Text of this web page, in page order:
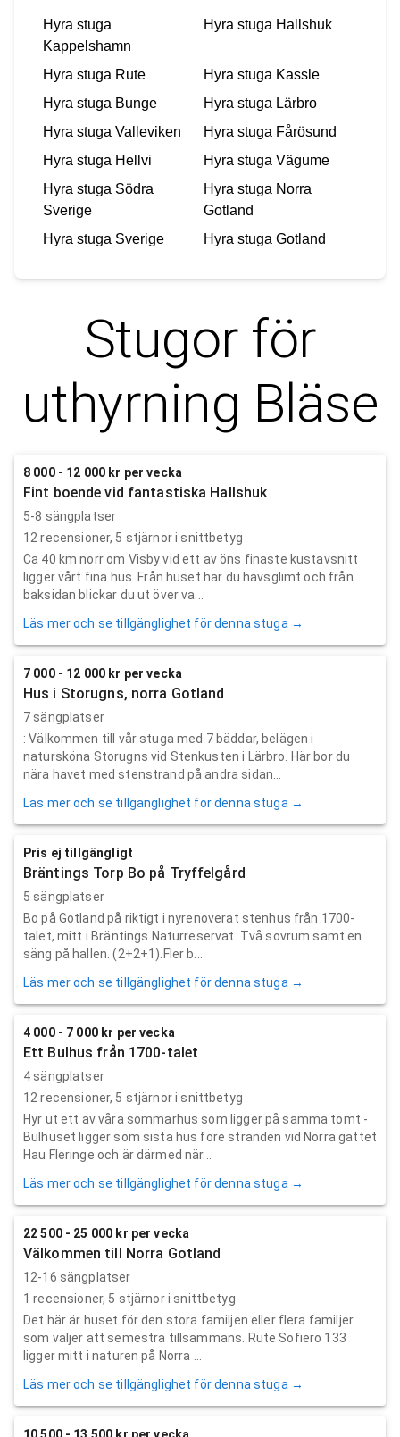
Hyra stuga
Kappelshamn
Hyra stuga Hallshuk
Hyra stuga Rute Hyra stuga Kassle
Hyra stuga Bunge Hyra stuga Lärbro
Hyra stuga Valleviken Hyra stuga Fårösund
Hyra stuga Hellvi Hyra stuga Vägume
Hyra stuga Södra
Sverige
Hyra stuga Norra
Gotland
Hyra stuga Sverige Hyra stuga Gotland
Stugor för
uthyrning Bläse
8 000 - 12 000 kr per vecka
Fint boende vid fantastiska Hallshuk
5-8 sängplatser
12 recensioner, 5 stjärnor i snittbetyg
Ca 40 km norr om Visby vid ett av öns finaste kustavsnitt
ligger vårt fina hus. Från huset har du havsglimt och från
baksidan blickar du ut över va...
Läs mer och se tillgänglighet för denna stuga →
7 000 - 12 000 kr per vecka
Hus i Storugns, norra Gotland
7 sängplatser
: Välkommen till vår stuga med 7 bäddar, belägen i
natursköna Storugns vid Stenkusten i Lärbro. Här bor du
nära havet med stenstrand på andra sidan...
Läs mer och se tillgänglighet för denna stuga →
Pris ej tillgängligt
Bräntings Torp Bo på Tryffelgård
5 sängplatser
Bo på Gotland på riktigt i nyrenoverat stenhus från 1700-
talet, mitt i Bräntings Naturreservat. Två sovrum samt en
säng på hallen. (2+2+1).Fler b...
Läs mer och se tillgänglighet för denna stuga →
4 000 - 7 000 kr per vecka
Ett Bulhus från 1700-talet
4 sängplatser
12 recensioner, 5 stjärnor i snittbetyg
Hyr ut ett av våra sommarhus som ligger på samma tomt -
Bulhuset ligger som sista hus före stranden vid Norra gattet
Hau Fleringe och är därmed när...
Läs mer och se tillgänglighet för denna stuga →
22 500 - 25 000 kr per vecka
Välkommen till Norra Gotland
12-16 sängplatser
1 recensioner, 5 stjärnor i snittbetyg
Det här är huset för den stora familjen eller flera familjer
som väljer att semestra tillsammans. Rute Sofiero 133
ligger mitt i naturen på Norra ...
Läs mer och se tillgänglighet för denna stuga →
10 500 - 13 500 kr per vecka